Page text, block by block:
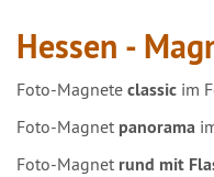
Hessen -
Foto-Magnete classic im
Foto-Magnet panorama
Foto-Magnet rund mit